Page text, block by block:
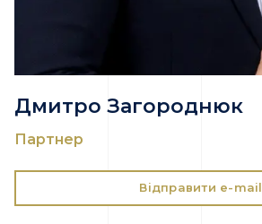
Дмитро Загороднюк
Партнер
Відправити e-mail